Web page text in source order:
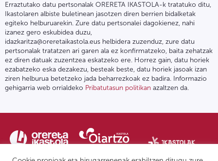
Erraztutako datu pertsonalak ORERETA IKASTOLA-k tratatuko ditu,
Ikastolaren albiste buletinean jasotzen diren berrien bidalketak
egiteko helburuarekin. Zure datu pertsonalei dagokienez, nahi
izanez gero eskubidea duzu,
idazkaritza@oreretaikastola.eus helbidera zuzenduz, zure datu
pertsonalak tratatzen ari garen ala ez konfirmatzeko, baita zehatzak
ez diren datuak zuzentzea eskatzeko ere. Horrez gain, datu horiek
ezabatzeko eska dezakezu, besteak beste, datu horiek jasoak izan
ziren helburua betetzeko jada beharrezkoak ez badira. Informazio
gehigarria web orrialdeko Pribatutasun politikan azaltzen da.